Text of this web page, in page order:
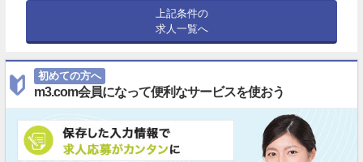
上記条件の
求人一覧へ
初めての方へ
m3.com会員になって便利なサービスを使おう